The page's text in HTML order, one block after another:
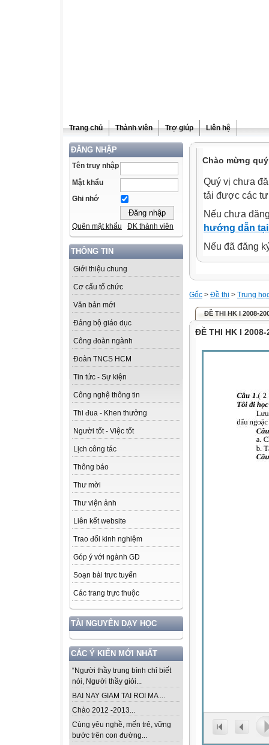
Trang chủ Thành viên Trợ giúp Liên hệ
ĐĂNG NHẬP
Tên truy nhập
Mật khẩu
Ghi nhớ
Quên mật khẩu ĐK thành viên
THÔNG TIN
Giới thiệu chung
Cơ cấu tổ chức
Văn bản mới
Đảng bộ giáo dục
Công đoàn ngành
Đoàn TNCS HCM
Tin tức - Sự kiện
Công nghệ thông tin
Thi đua - Khen thưởng
Người tốt - Việc tốt
Lịch công tác
Thông báo
Thư mời
Thư viện ảnh
Liên kết website
Trao đổi kinh nghiệm
Góp ý với ngành GD
Soạn bài trực tuyến
Các trang trực thuộc
TÀI NGUYÊN DẠY HỌC
CÁC Ý KIẾN MỚI NHẤT
“Người thầy trung bình chỉ biết
nói, Người thầy giỏi...
BAI NAY GIAM TAI ROI MA ...
Chào 2012 -2013...
Cùng yêu nghề, mến trẻ, vững
bước trên con đường...
Chào mừng
Quý vị chưa
tải được các
Nếu chưa
hướng dẫn
Nếu đã đăng
Gốc > Đề thi > Trung
ĐỀ THI HK I 2008-
ĐỀ THI HK I 2008-